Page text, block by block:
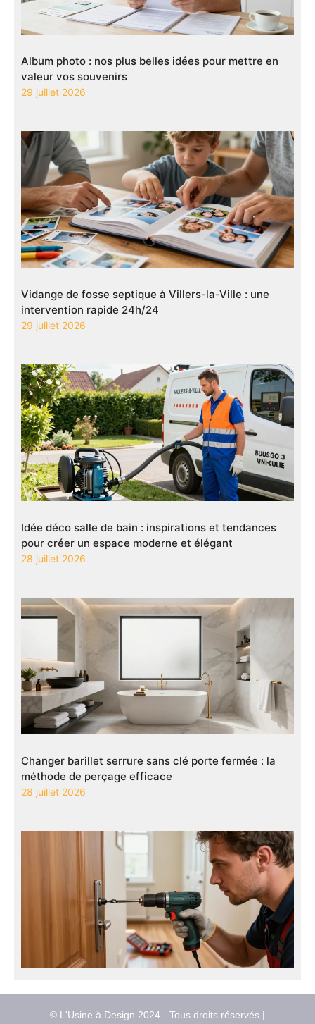
Album photo : nos plus belles idées pour mettre en
valeur vos souvenirs
29 juillet 2026
Vidange de fosse septique à Villers-la-Ville : une
intervention rapide 24h/24
29 juillet 2026
Idée déco salle de bain : inspirations et tendances
pour créer un espace moderne et élégant
28 juillet 2026
Changer barillet serrure sans clé porte fermée : la
méthode de perçage efficace
28 juillet 2026
© L'Usine à Design 2024 - Tous droits réservés |